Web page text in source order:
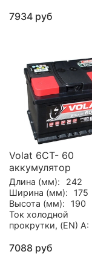
7934 руб
Volat 6CT- 60
аккумулятор
Длина (мм):
242
Ширина (мм):
175
Высота (мм):
190
Ток холодной
прокрутки, (EN) А:
7088 руб